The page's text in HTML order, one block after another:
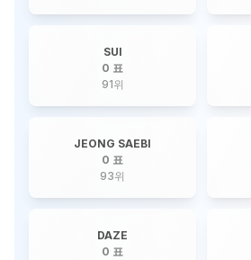
SUI
0 표
91위
JEONG SAEBI
0 표
93위
DAZE
0 표